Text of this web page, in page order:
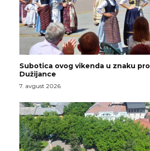
Subotica ovog vikenda u znaku
Dužijance
7. avgust 2026.